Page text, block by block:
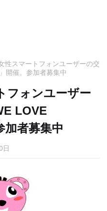
性スマートフォンユーザーの交
開催。参加者募集中
フォンユーザー
LOVE
加者募集中
日